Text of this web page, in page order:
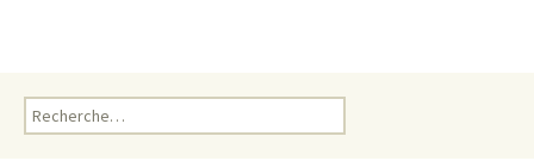
Rechercher :